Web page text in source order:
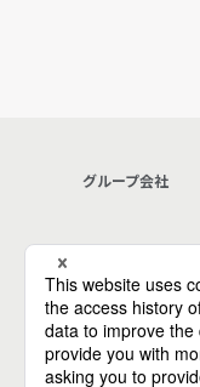
グループ会社
個人向けサービス